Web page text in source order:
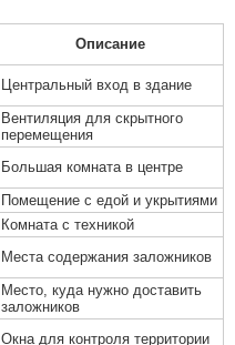
Описание
Центральный вход в здание
Вентиляция для скрытного
перемещения
Большая комната в центре
Помещение с едой и укрытиями
Комната с техникой
Места содержания заложников
Место, куда нужно доставить
заложников
Окна для контроля территории